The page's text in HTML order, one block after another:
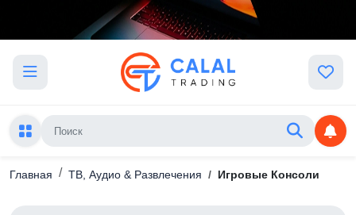
Главная ТВ, Аудио & Развлечения Игровые Консоли